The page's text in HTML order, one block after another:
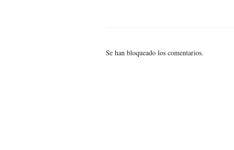
Se han bloqueado los comentarios.